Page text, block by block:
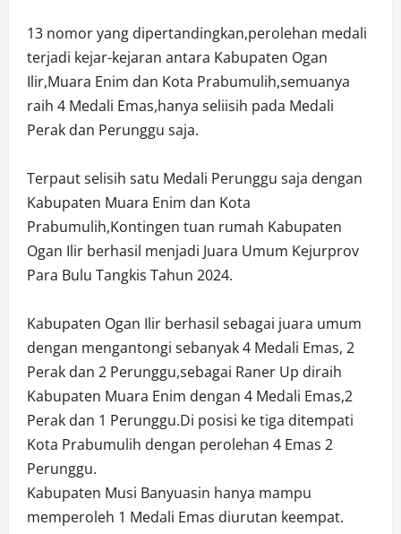
13 nomor yang dipertandingkan,perolehan medali
terjadi kejar-kejaran antara Kabupaten Ogan
Ilir,Muara Enim dan Kota Prabumulih,semuanya
raih 4 Medali Emas,hanya seliisih pada Medali
Perak dan Perunggu saja.
Terpaut selisih satu Medali Perunggu saja dengan
Kabupaten Muara Enim dan Kota
Prabumulih,Kontingen tuan rumah Kabupaten
Ogan Ilir berhasil menjadi Juara Umum Kejurprov
Para Bulu Tangkis Tahun 2024.
Kabupaten Ogan Ilir berhasil sebagai juara umum
dengan mengantongi sebanyak 4 Medali Emas, 2
Perak dan 2 Perunggu,sebagai Raner Up diraih
Kabupaten Muara Enim dengan 4 Medali Emas,2
Perak dan 1 Perunggu.Di posisi ke tiga ditempati
Kota Prabumulih dengan perolehan 4 Emas 2
Perunggu.
Kabupaten Musi Banyuasin hanya mampu
memperoleh 1 Medali Emas diurutan keempat.